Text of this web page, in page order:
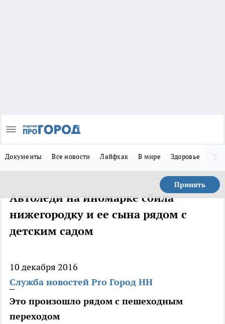
Документы Все новости Лайфхак В мире Здоровье
Принять
Автоледи на иномарке сбила
нижегородку и ее сына рядом с
детским садом
10 декабря 2016
Служба новостей Pro Город НН
Это произошло рядом с пешеходным
переходом